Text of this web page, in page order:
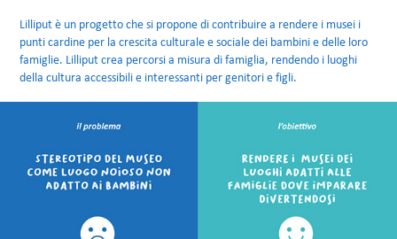
Lilliput è un progetto che si propone di contribuire a rendere i musei i
punti cardine per la crescita culturale e sociale dei bambini e delle loro
famiglie. Lilliput crea percorsi a misura di famiglia, rendendo i luoghi
della cultura accessibili e interessanti per genitori e figli.